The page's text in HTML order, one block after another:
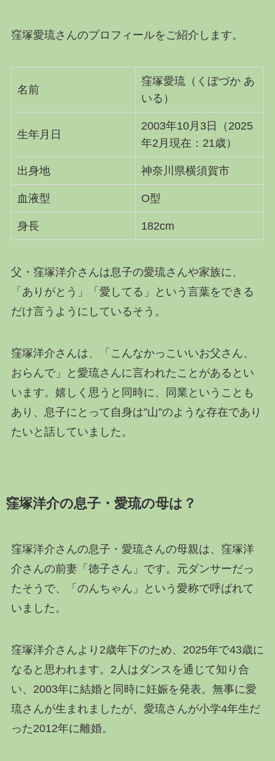
窪塚愛琉さんのプロフィールをご紹介します。
名前
窪塚愛琉（くぼづか あ
いる）
生年月日
2003年10月3日（2025
年2月現在：21歳）
出身地 神奈川県横須賀市
血液型 O型
身長 182cm
父・窪塚洋介さんは息子の愛琉さんや家族に、
「ありがとう」「愛してる」という言葉をできる
だけ言うようにしているそう。
窪塚洋介さんは、「こんなかっこいいお父さん、
おらんで」と愛琉さんに言われたことがあるとい
います。嬉しく思うと同時に、同業ということも
あり、息子にとって自身は”山”のような存在であり
たいと話していました。
窪塚洋介の息子・愛琉の母は？
窪塚洋介さんの息子・愛琉さんの母親は、窪塚洋
介さんの前妻「徳子さん」です。元ダンサーだっ
たそうで、「のんちゃん」という愛称で呼ばれて
いました。
窪塚洋介さんより2歳年下のため、2025年で43歳に
なると思われます。2人はダンスを通じて知り合
い、2003年に結婚と同時に妊娠を発表。無事に愛
琉さんが生まれましたが、愛琉さんが小学4年生だ
った2012年に離婚。